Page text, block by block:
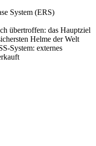
System (ERS)
übertroffen: das Hauptziel
Helme der Welt
System: externes